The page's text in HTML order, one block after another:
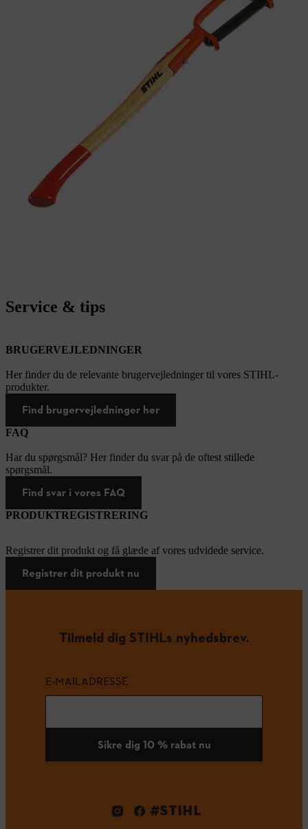
Service & tips
BRUGERVEJLEDNINGER
Her finder du de relevante brugervejledninger til vores STIHL-
produkter.
Find brugervejledninger her
FAQ
Har du spørgsmål? Her finder du svar på de oftest stillede
spørgsmål.
Find svar i vores FAQ
PRODUKTREGISTRERING
Registrer dit produkt og få glæde af vores udvidede service.
Registrer dit produkt nu
Tilmeld dig STIHLs nyhedsbrev.
E-MAILADRESSE
Sikre dig 10 % rabat nu
#STIHL